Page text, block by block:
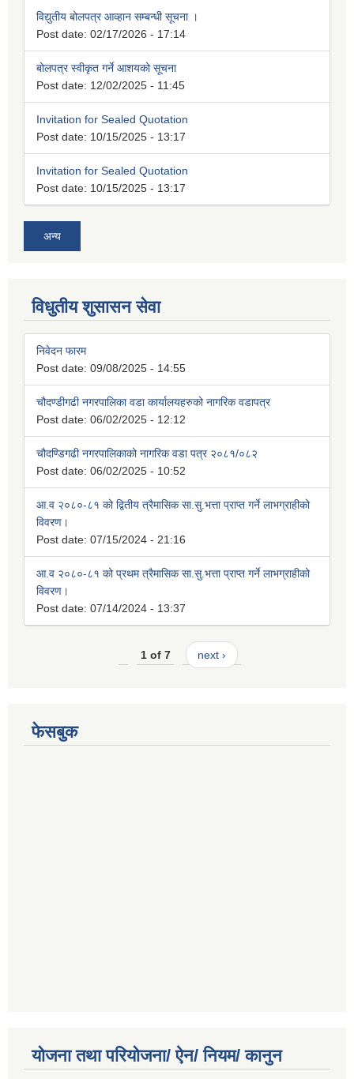
विद्युतीय बोलपत्र आव्हान सम्बन्धी सूचना ।
Post date: 02/17/2026 - 17:14
बोलपत्र स्वीकृत गर्ने आशयको सूचना
Post date: 12/02/2025 - 11:45
Invitation for Sealed Quotation
Post date: 10/15/2025 - 13:17
Invitation for Sealed Quotation
Post date: 10/15/2025 - 13:17
अन्य
विधुतीय शुसासन सेवा
निवेदन फारम
Post date: 09/08/2025 - 14:55
चौदण्डीगढी नगरपालिका वडा कार्यालयहरुको नागरिक वडापत्र
Post date: 06/02/2025 - 12:12
चौदण्डिगढी नगरपालिकाको नागरिक वडा पत्र २०८१/०८२
Post date: 06/02/2025 - 10:52
आ.व २०८०-८१ को द्वितीय त्रैमासिक सा.सु.भत्ता प्राप्त गर्ने लाभग्राहीको
विवरण।
Post date: 07/15/2024 - 21:16
आ.व २०८०-८१ को प्रथम त्रैमासिक सा.सु.भत्ता प्राप्त गर्ने लाभग्राहीको
विवरण।
Post date: 07/14/2024 - 13:37
1 of 7 next ›
फेसबुक
योजना तथा परियोजना/ ऐन/ नियम/ कानुन